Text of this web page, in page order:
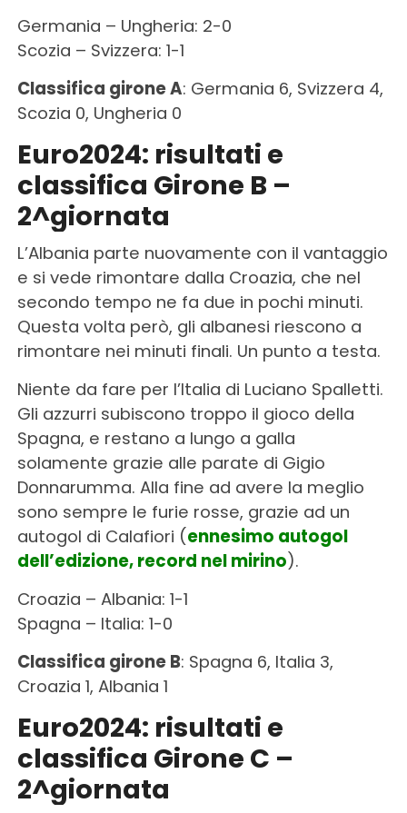
Germania – Ungheria: 2-0
Scozia – Svizzera: 1-1
Classifica girone A: Germania 6, Svizzera 4,
Scozia 0, Ungheria 0
Euro2024: risultati e
classifica Girone B –
2^giornata
L’Albania parte nuovamente con il vantaggio
e si vede rimontare dalla Croazia, che nel
secondo tempo ne fa due in pochi minuti.
Questa volta però, gli albanesi riescono a
rimontare nei minuti finali. Un punto a testa.
Niente da fare per l’Italia di Luciano Spalletti.
Gli azzurri subiscono troppo il gioco della
Spagna, e restano a lungo a galla
solamente grazie alle parate di Gigio
Donnarumma. Alla fine ad avere la meglio
sono sempre le furie rosse, grazie ad un
autogol di Calafiori (ennesimo autogol
dell’edizione, record nel mirino).
Croazia – Albania: 1-1
Spagna – Italia: 1-0
Classifica girone B: Spagna 6, Italia 3,
Croazia 1, Albania 1
Euro2024: risultati e
classifica Girone C –
2^giornata